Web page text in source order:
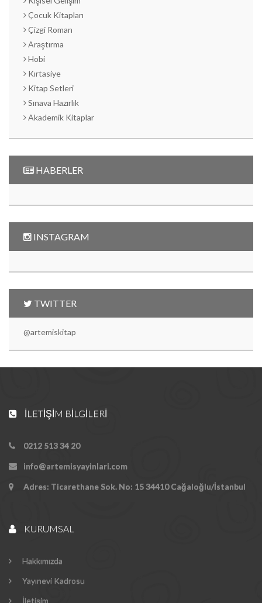
Çocuk Kitapları
Çizgi Roman
Araştırma
Hobi
Kırtasiye
Kitap Setleri
Sınava Hazırlık
Akademik Kitaplar
HABERLER
INSTAGRAM
TWITTER
@artemiskitap
İLETIŞIM BILGILERI
0212 513 34 20
info@artemisyayinlari.com
Adres: Ticarethane Sok. No: 15 34410 Cağaloğlu/İstanbul
KURUMSAL
Hakkımızda
Yayınevi Kadrosu
İletişim